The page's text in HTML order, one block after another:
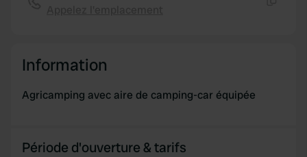
of their services.
Information
Agricamping avec aire de camping-car équipée
Période d'ouverture & tarifs